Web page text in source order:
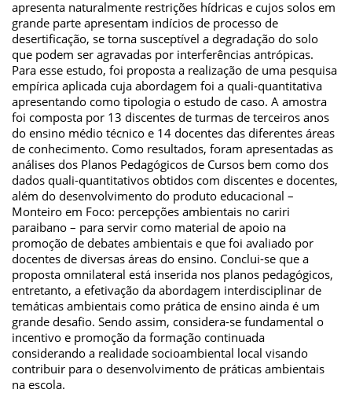
apresenta naturalmente restrições hídricas e cujos solos em
grande parte apresentam indícios de processo de
desertificação, se torna susceptível a degradação do solo
que podem ser agravadas por interferências antrópicas.
Para esse estudo, foi proposta a realização de uma pesquisa
empírica aplicada cuja abordagem foi a quali-quantitativa
apresentando como tipologia o estudo de caso. A amostra
foi composta por 13 discentes de turmas de terceiros anos
do ensino médio técnico e 14 docentes das diferentes áreas
de conhecimento. Como resultados, foram apresentadas as
análises dos Planos Pedagógicos de Cursos bem como dos
dados quali-quantitativos obtidos com discentes e docentes,
além do desenvolvimento do produto educacional –
Monteiro em Foco: percepções ambientais no cariri
paraibano – para servir como material de apoio na
promoção de debates ambientais e que foi avaliado por
docentes de diversas áreas do ensino. Conclui-se que a
proposta omnilateral está inserida nos planos pedagógicos,
entretanto, a efetivação da abordagem interdisciplinar de
temáticas ambientais como prática de ensino ainda é um
grande desafio. Sendo assim, considera-se fundamental o
incentivo e promoção da formação continuada
considerando a realidade socioambiental local visando
contribuir para o desenvolvimento de práticas ambientais
na escola.